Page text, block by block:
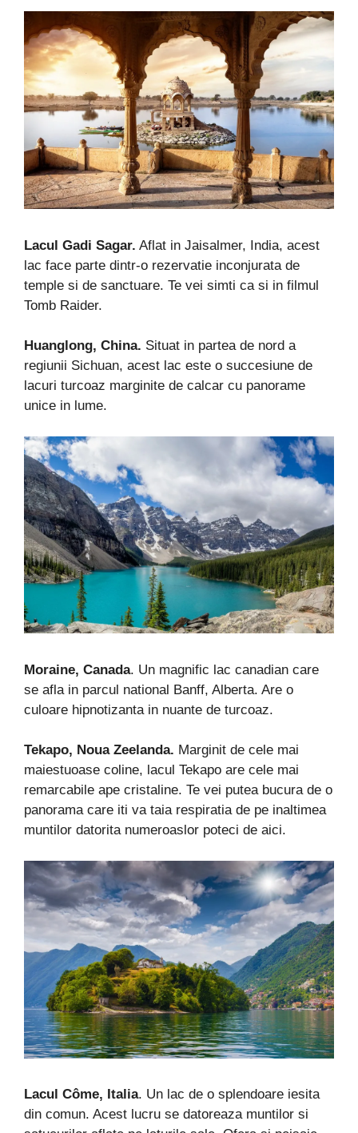
Lacul Gadi Sagar. Aflat in Jaisalmer, India, acest
lac face parte dintr-o rezervatie inconjurata de
temple si de sanctuare. Te vei simti ca si in filmul
Tomb Raider.
Huanglong, China. Situat in partea de nord a
regiunii Sichuan, acest lac este o succesiune de
lacuri turcoaz marginite de calcar cu panorame
unice in lume.
Moraine, Canada. Un magnific lac canadian care
se afla in parcul national Banff, Alberta. Are o
culoare hipnotizanta in nuante de turcoaz.
Tekapo, Noua Zeelanda. Marginit de cele mai
maiestuoase coline, lacul Tekapo are cele mai
remarcabile ape cristaline. Te vei putea bucura de o
panorama care iti va taia respiratia de pe inaltimea
muntilor datorita numeroaslor poteci de aici.
Lacul Côme, Italia. Un lac de o splendoare iesita
din comun. Acest lucru se datoreaza muntilor si